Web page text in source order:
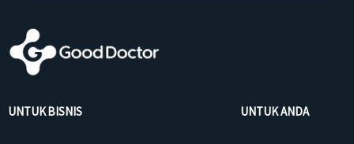
UNTUK BISNIS UNTUK ANDA